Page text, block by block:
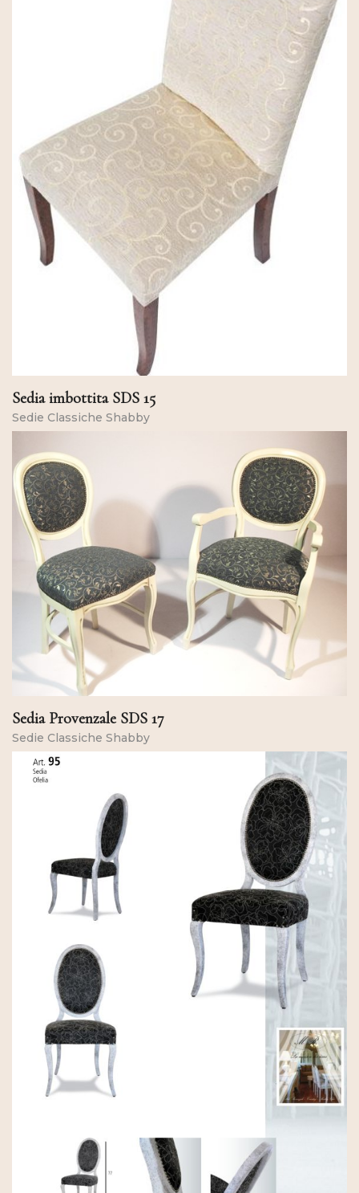
Sedia imbottita SDS 15
Sedie Classiche Shabby
Sedia Provenzale SDS 17
Sedie Classiche Shabby